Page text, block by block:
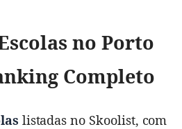
no Porto
Completo
listadas no Skoolist, com